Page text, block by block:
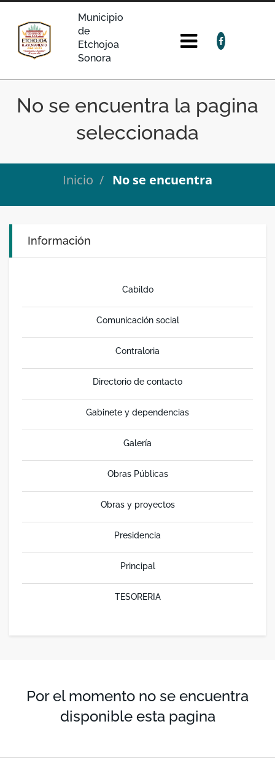
Municipio
de
Etchojoa
Sonora
No se encuentra la pagina
seleccionada
Inicio No se encuentra
Información
Cabildo
Comunicación social
Contraloria
Directorio de contacto
Gabinete y dependencias
Galería
Obras Públicas
Obras y proyectos
Presidencia
Principal
TESORERIA
Por el momento no se encuentra
disponible esta pagina